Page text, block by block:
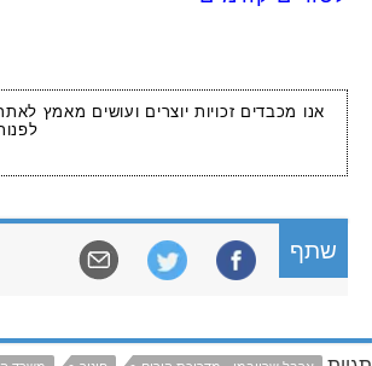
אנו מכבדים זכויות יוצרים ועושים מאמץ
שתף